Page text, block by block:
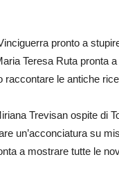
pronto a
Teresa Ruta pronta
le antiche
Trevisan ospite di
un’acconciatura su
a mostrare tutte le